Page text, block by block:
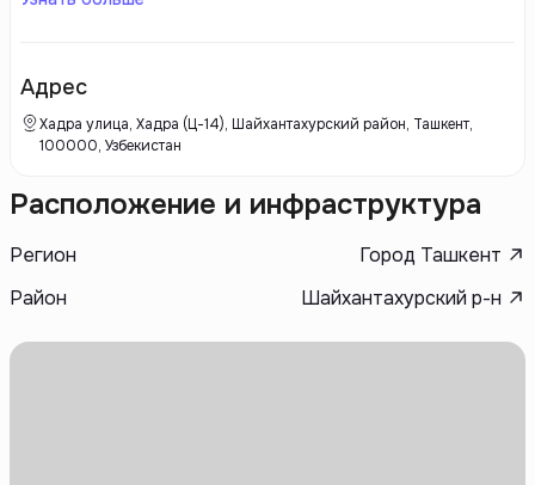
тщательному планированию и использованию новых технологий в
строительстве.
Адрес
Хадра улица, Хадра (Ц-14), Шайхантахурский район, Ташкент,
100000, Узбекистан
Расположение и инфраструктура
Регион
Город Ташкент
Район
Шайхантахурский р-н